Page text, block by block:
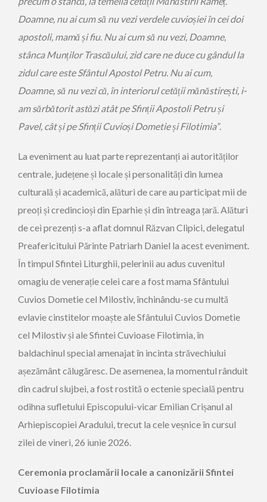
Doamne, nu ai cum să nu vezi verdele cuvioșiei în cei doi
apostoli, mamă și fiu. Nu ai cum să nu vezi, Doamne,
stânca Munților Trascăului, zid care ne duce cu gândul la
zidul care este Sfântul Apostol Petru. Nu ai cum,
Doamne, să nu vezi că, în interiorul cetății mănăstirești, i-
am sărbătorit astăzi atât pe Sfinții Apostoli Petru și
Pavel, cât și pe Sfinții Cuvioși Dometie și Filotimia”.
La eveniment au luat parte reprezentanți ai autorităților
centrale, județene și locale și personalități din lumea
culturală și academică, alături de care au participat mii de
preoți și credincioși din Eparhie și din întreaga țară. Alături
de cei prezenți s-a aflat domnul Răzvan Clipici, delegatul
Preafericitului Părinte Patriarh Daniel la acest eveniment.
În timpul Sfintei Liturghii, pelerinii au adus cuvenitul
omagiu de venerație celei care a fost mama Sfântului
Cuvios Dometie cel Milostiv, închinându-se cu multă
evlavie cinstitelor moaște ale Sfântului Cuvios Dometie
cel Milostiv și ale Sfintei Cuvioase Filotimia, în
baldachinul special amenajat în incinta străvechiului
așezământ călugăresc. De asemenea, la momentul rânduit
din cadrul slujbei, a fost rostită o ectenie specială pentru
odihna sufletului Episcopului-vicar Emilian Crișanul al
Arhiepiscopiei Aradului, trecut la cele veșnice în cursul
zilei de vineri, 26 iunie 2026.
Ceremonia proclamării locale a canonizării Sfintei
Cuvioase Filotimia